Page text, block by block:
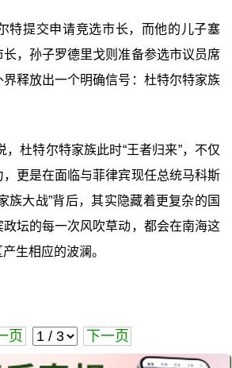
特提交申请竞选市长，而他的儿子塞
长，孙子罗德里戈则准备参选市议员席
释放出一个明确信号：杜特尔特家族
，杜特尔特家族此时“王者归来”，不仅
更是在面临与菲律宾现任总统马科斯
族大战”背后，其实隐藏着更复杂的国
坛的每一次风吹草动，都会在南海这
生相应的波澜。
页 下一页